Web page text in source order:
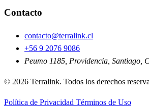
Contacto
contacto@terralink.cl
+56 9 2076 9086
Peumo 1185, Providencia, Santiago,
© 2026 Terralink. Todos los derechos
Política de Privacidad Términos de Uso